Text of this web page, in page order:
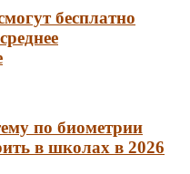
бесплатно
по биометрии
в школах в 2026